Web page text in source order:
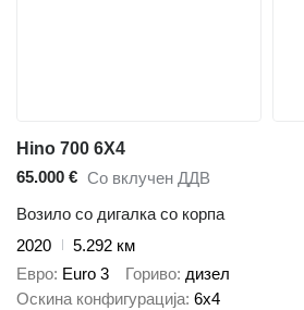
Hino 700 6X4
65.000 € Со вклучен ДДВ
Возило со дигалка со корпа
2020
5.292 км
Евро Euro 3 Гориво дизел
Оскина конфигурација 6x4